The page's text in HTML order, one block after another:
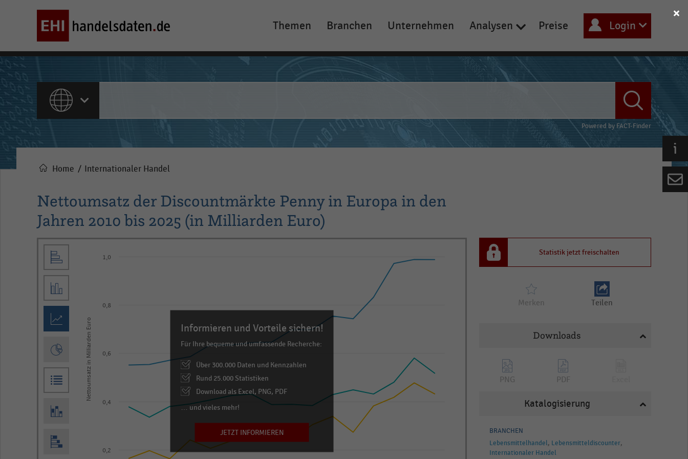
Main
navigation
Themen Branchen Unternehmen Analysen Preise Login
ALLE INHALTE
Powered by FACT-Finder
Pfadnavigation
Home Internationaler Handel
Nettoumsatz der Discountmärkte Penny in Europa in den
Jahren 2010 bis 2025 (in Milliarden Euro)
chart
has
axis
displaying
categories.
Nettoumsatz in Milliarden Euro
0,2
0,4
0,6
0,8
1,0
Informieren und Vorteile sichern!
Für Ihre bequeme und umfassende Recherche:
Über 300.000 Daten und Kennzahlen
Rund 25.000 Statistiken
Download als Excel, PNG, PDF
… und vieles mehr!
JETZT INFORMIEREN
Statistik jetzt freischalten
Merken Teilen
Downloads
PNG PDF
Katalogisierung
BRANCHEN
Lebensmittelhandel Lebensmitteldiscounter
Internationaler Handel